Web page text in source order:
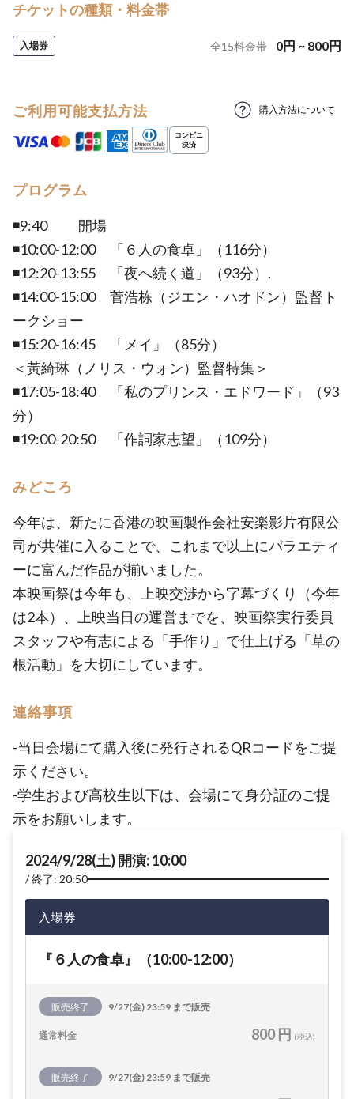
チケットの種類・料金帯
入場券 全15料金帯 0円 ~ 800円
ご利用可能支払方法 購入方法について
プログラム
◾️9:40 開場
◾️10:00-12:00 「６人の食卓」（116分）
◾️12:20-13:55 「夜へ続く道」（93分）.
◾️14:00-15:00 菅浩栋（ジエン・ハオドン）監督ト
ークショー
◾️15:20-16:45 「メイ」（85分）
＜黃綺琳（ノリス・ウォン）監督特集＞
◾️17:05-18:40 「私のプリンス・エドワード」（93
分）
◾️19:00-20:50 「作詞家志望」（109分）
みどころ
今年は、新たに香港の映画製作会社安楽影片有限公
司が共催に入ることで、これまで以上にバラエティ
ーに富んだ作品が揃いました。
本映画祭は今年も、上映交渉から字幕づくり（今年
は2本）、上映当日の運営までを、映画祭実行委員
スタッフや有志による「手作り」で仕上げる「草の
根活動」を大切にしています。
連絡事項
-当日会場にて購入後に発行されるQRコードをご提
示ください。
-学生および高校生以下は、会場にて身分証のご提
示をお願いします。
2024/9/28(土) 開演: 10:00
終了: 20:50
入場券
『６人の食卓』（10:00-12:00）
販売終了 9/27(金) 23:59 まで販売
通常料金 800 円 (税込)
販売終了 9/27(金) 23:59 まで販売